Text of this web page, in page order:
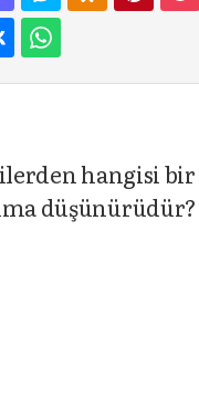
hangisi bir
düşünürüdür?